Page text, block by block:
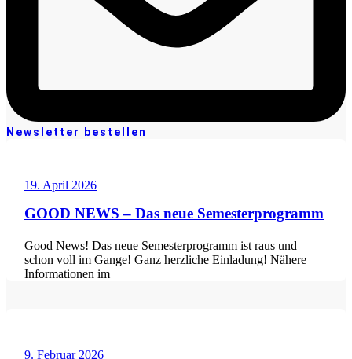
Newsletter bestellen
19. April 2026
GOOD NEWS – Das neue Semesterprogramm
Good News! Das neue Semesterprogramm ist raus und
schon voll im Gange! Ganz herzliche Einladung! Nähere
Informationen im
9. Februar 2026